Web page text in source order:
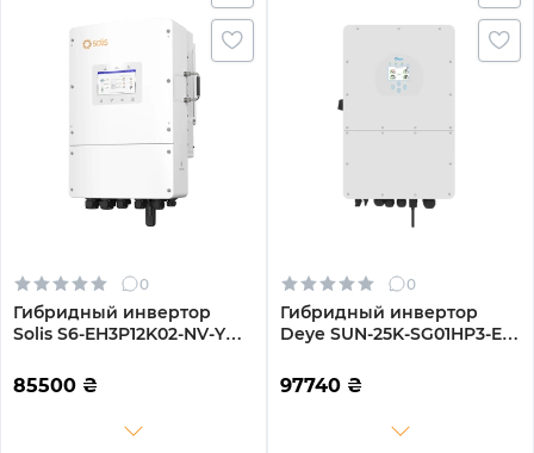
0
Гибридный инвертор
Solis S6-EH3P12K02-NV-YD-
220/380V Трехфазный
85500 ₴
0
Гибридный инвертор
Deye SUN-25K-SG01HP3-EU
Wi-Fi 220/380V
Трехфазный
97740 ₴